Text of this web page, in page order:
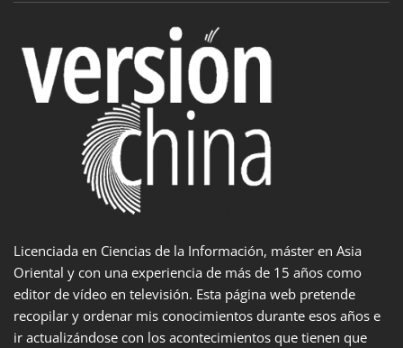
Licenciada en Ciencias de la Información, máster en Asia
Oriental y con una experiencia de más de 15 años como
editor de vídeo en televisión. Esta página web pretende
recopilar y ordenar mis conocimientos durante esos años e
ir actualizándose con los acontecimientos que tienen que